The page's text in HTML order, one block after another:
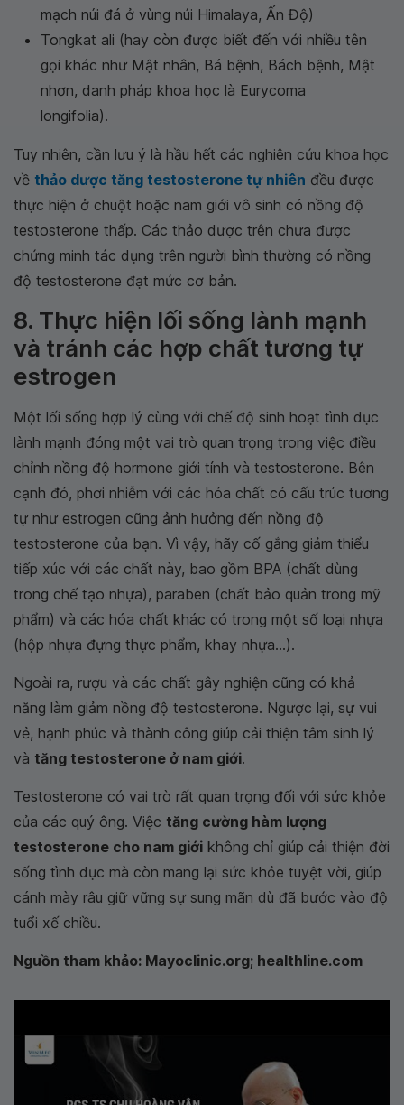
mạch núi đá ở vùng núi Himalaya, Ấn Độ)
Tongkat ali (hay còn được biết đến với nhiều tên
gọi khác như Mật nhân, Bá bệnh, Bách bệnh, Mật
nhơn, danh pháp khoa học là Eurycoma
longifolia).
Tuy nhiên, cần lưu ý là hầu hết các nghiên cứu khoa học
về thảo dược tăng testosterone tự nhiên đều được
thực hiện ở chuột hoặc nam giới vô sinh có nồng độ
testosterone thấp. Các thảo dược trên chưa được
chứng minh tác dụng trên người bình thường có nồng
độ testosterone đạt mức cơ bản.
8. Thực hiện lối sống lành mạnh
và tránh các hợp chất tương tự
estrogen
Một lối sống hợp lý cùng với chế độ sinh hoạt tình dục
lành mạnh đóng một vai trò quan trọng trong việc điều
chỉnh nồng độ hormone giới tính và testosterone. Bên
cạnh đó, phơi nhiễm với các hóa chất có cấu trúc tương
tự như estrogen cũng ảnh hưởng đến nồng độ
testosterone của bạn. Vì vậy, hãy cố gắng giảm thiểu
tiếp xúc với các chất này, bao gồm BPA (chất dùng
trong chế tạo nhựa), paraben (chất bảo quản trong mỹ
phẩm) và các hóa chất khác có trong một số loại nhựa
(hộp nhựa đựng thực phẩm, khay nhựa...).
Ngoài ra, rượu và các chất gây nghiện cũng có khả
năng làm giảm nồng độ testosterone. Ngược lại, sự vui
vẻ, hạnh phúc và thành công giúp cải thiện tâm sinh lý
và tăng testosterone ở nam giới.
Testosterone có vai trò rất quan trọng đối với sức khỏe
của các quý ông. Việc tăng cường hàm lượng
testosterone cho nam giới không chỉ giúp cải thiện đời
sống tình dục mà còn mang lại sức khỏe tuyệt vời, giúp
cánh mày râu giữ vững sự sung mãn dù đã bước vào độ
tuổi xế chiều.
Nguồn tham khảo: Mayoclinic.org; healthline.com